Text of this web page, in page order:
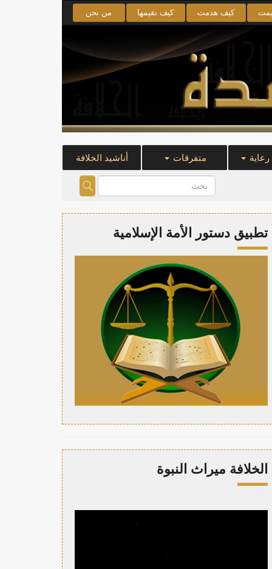
كيف هدمت كيف نقيمها من نحن
متفرقات أناشيد الخلافة
تطبيق دستور الأمة الإسلامية
الخلافة ميراث النبوة